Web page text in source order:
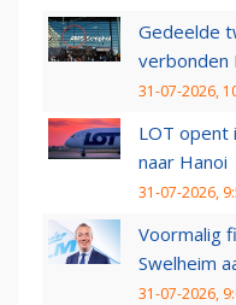
Gedeelde
verbonden
31-07-2026,
LOT opent
naar Hanoi
31-07-2026,
Voormalig
Swelheim
31-07-2026,